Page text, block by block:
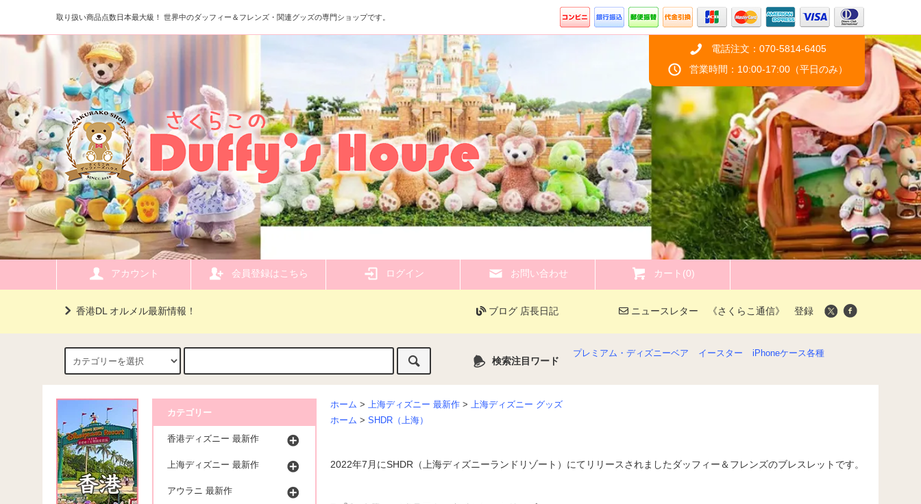
取り扱い商品点数日本最大級！ 世界中のダッフィー＆フレンズ・関連グッズの専門ショップです。
電話注文：070-5814-6405
営業時間：10:00-17:00（平日のみ）
アカウント 会員登録はこちら ログイン お問い合わせ カート(0)
香港DL オルメル最新情報！ ブログ 店長日記 ニュースレター 《さくらこ通信》 登録
検索注目ワード
プレミアム・ディズニーベア イースター iPhoneケース各種
ホーム > 上海ディズニー 最新作 > 上海ディズニー グッズ
ホーム > SHDR（上海）
2022年7月にSHDR（上海ディズニーランドリゾート）にてリリースされましたダッフィー＆フレンズのブレスレットです。
カテゴリー
香港ディズニー 最新作
上海ディズニー 最新作
アウラニ 最新作